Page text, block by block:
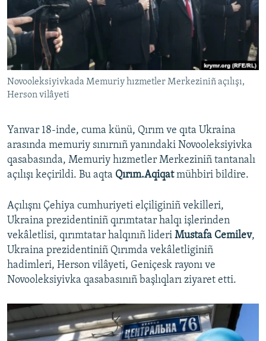
Русский
Українською
QOŞULIÑIZ!
Novooleksiyivkada Memuriy hızmetler Merkeziniñ açılışı,
Herson vilâyeti
Yanvar 18-inde, cuma künü, Qırım ve qıta Ukraina
arasında memuriy sınırnıñ yanındaki Novooleksiyivka
qasabasında, Memuriy hızmetler Merkeziniñ tantanalı
açılışı keçirildi. Bu aqta Qırım.Aqiqatmühbiri bildire.
Açılışnı Çehiya cumhuriyeti elçiliginiñ vekilleri,
Ukraina prezidentiniñ qırımtatar halqı işlerinden
vekâletlisi, qırımtatar halqınıñ lideri Mustafa Cemilev,
Ukraina prezidentiniñ Qırımda vekâletliginiñ
hadimleri, Herson vilâyeti, Geniçesk rayonı ve
Novooleksiyivka qasabasınıñ başlıqları ziyaret etti.